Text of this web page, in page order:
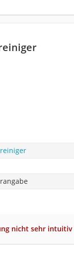
nicht sehr intuitiv